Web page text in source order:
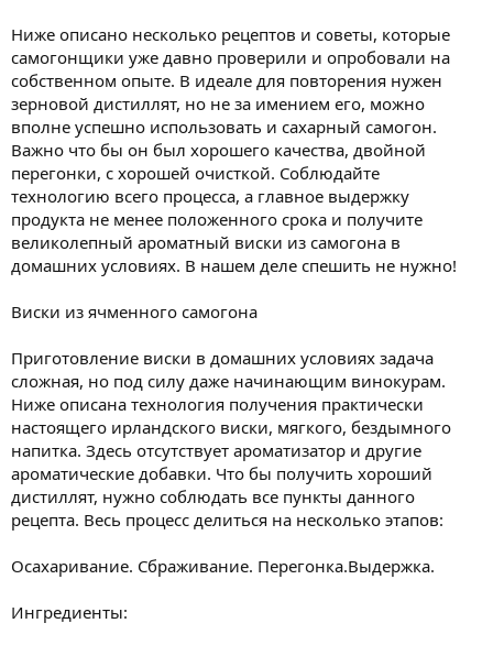
Ниже описано несколько рецептов и советы, которые
самогонщики уже давно проверили и опробовали на
собственном опыте. В идеале для повторения нужен
зерновой дистиллят, но не за имением его, можно
вполне успешно использовать и сахарный самогон.
Важно что бы он был хорошего качества, двойной
перегонки, с хорошей очисткой. Соблюдайте
технологию всего процесса, а главное выдержку
продукта не менее положенного срока и получите
великолепный ароматный виски из самогона в
домашних условиях. В нашем деле спешить не нужно!
Виски из ячменного самогона
Приготовление виски в домашних условиях задача
сложная, но под силу даже начинающим винокурам.
Ниже описана технология получения практически
настоящего ирландского виски, мягкого, бездымного
напитка. Здесь отсутствует ароматизатор и другие
ароматические добавки. Что бы получить хороший
дистиллят, нужно соблюдать все пункты данного
рецепта. Весь процесс делиться на несколько этапов:
Осахаривание. Сбраживание. Перегонка.Выдержка.
Ингредиенты: